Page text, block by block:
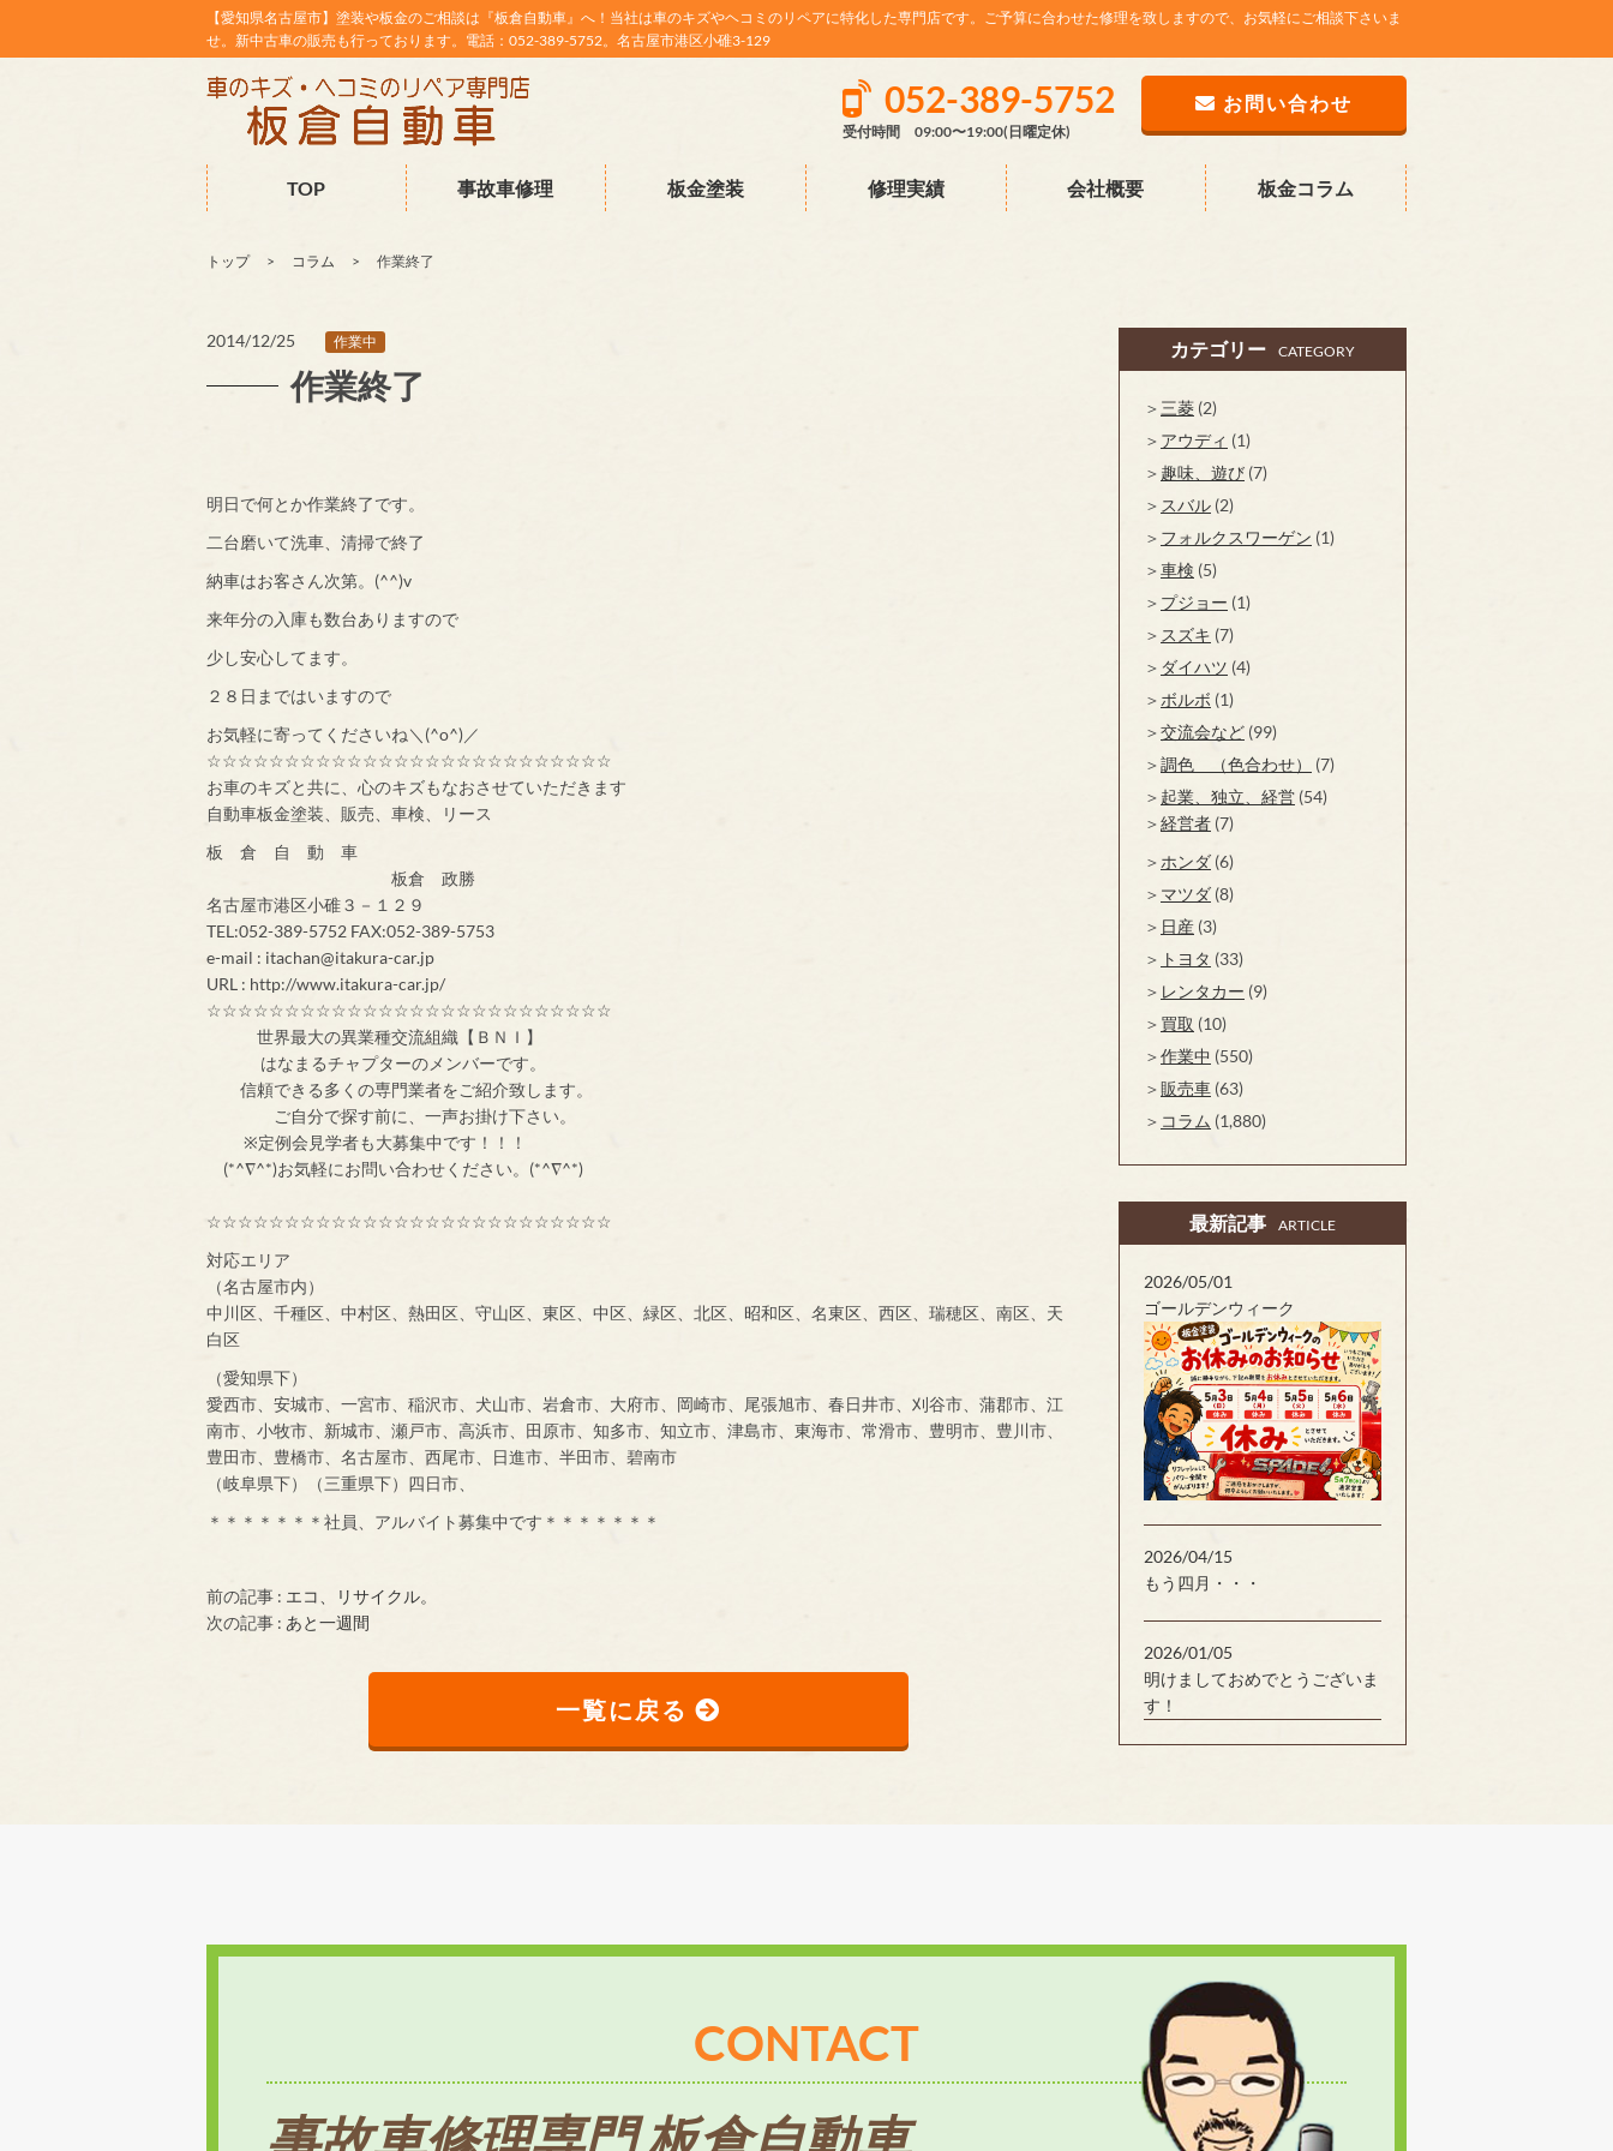
【愛知県名古屋市】塗装や板金のご相談は『板倉自動車』へ！当社は車のキズやヘコミのリペアに特化した専門店です。ご予算に合わせた修理を致しますので、お気軽にご相談下さいま
せ。新中古車の販売も行っております。電話：052-389-5752。名古屋市港区小碓3-129
052-389-5752
受付時間 09:00〜19:00(日曜定休)
お問い合わせ
TOP 事故車修理 板金塗装 修理実績 会社概要 板金コラム
トップ コラム 作業終了
2014/12/25 作業中
作業終了
明日で何とか作業終了です。
二台磨いて洗車、清掃で終了
納車はお客さん次第。(^^)v
来年分の入庫も数台ありますので
少し安心してます。
２８日まではいますので
お気軽に寄ってくださいね＼(^o^)／
☆☆☆☆☆☆☆☆☆☆☆☆☆☆☆☆☆☆☆☆☆☆☆☆☆☆
お車のキズと共に、心のキズもなおさせていただきます
自動車板金塗装、販売、車検、リース
板 倉 自 動 車
板倉 政勝
名古屋市港区小碓３－１２９
TEL:052-389-5752 FAX:052-389-5753
e-mail : itachan@itakura-car.jp
URL : http://www.itakura-car.jp/
☆☆☆☆☆☆☆☆☆☆☆☆☆☆☆☆☆☆☆☆☆☆☆☆☆☆
世界最大の異業種交流組織【ＢＮＩ】
はなまるチャプターのメンバーです。
信頼できる多くの専門業者をご紹介致します。
ご自分で探す前に、一声お掛け下さい。
※定例会見学者も大募集中です！！！
(*^∇^*)お気軽にお問い合わせください。(*^∇^*)
☆☆☆☆☆☆☆☆☆☆☆☆☆☆☆☆☆☆☆☆☆☆☆☆☆☆
対応エリア
（名古屋市内）
中川区、千種区、中村区、熱田区、守山区、東区、中区、緑区、北区、昭和区、名東区、西区、瑞穂区、南区、天
白区
（愛知県下）
愛西市、安城市、一宮市、稲沢市、犬山市、岩倉市、大府市、岡崎市、尾張旭市、春日井市、刈谷市、蒲郡市、江
南市、小牧市、新城市、瀬戸市、高浜市、田原市、知多市、知立市、津島市、東海市、常滑市、豊明市、豊川市、
豊田市、豊橋市、名古屋市、西尾市、日進市、半田市、碧南市
（岐阜県下）（三重県下）四日市、
＊＊＊＊＊＊＊社員、アルバイト募集中です＊＊＊＊＊＊＊
前の記事 : エコ、リサイクル。
次の記事 : あと一週間
一覧に戻る
カテゴリー CATEGORY
三菱 (2)
アウディ (1)
趣味、遊び (7)
スバル (2)
フォルクスワーゲン (1)
車検 (5)
プジョー (1)
スズキ (7)
ダイハツ (4)
ボルボ (1)
交流会など (99)
調色 （色合わせ）
(7)
起業、独立、経営 (54)
経営者 (7)
ホンダ (6)
マツダ (8)
日産 (3)
トヨタ (33)
レンタカー (9)
買取 (10)
作業中 (550)
販売車 (63)
コラム (1,880)
最新記事 ARTICLE
2026/05/01
ゴールデンウィーク
2026/04/15
もう四月・・・
2026/01/05
明けましておめでとうございま
す！
CONTACT